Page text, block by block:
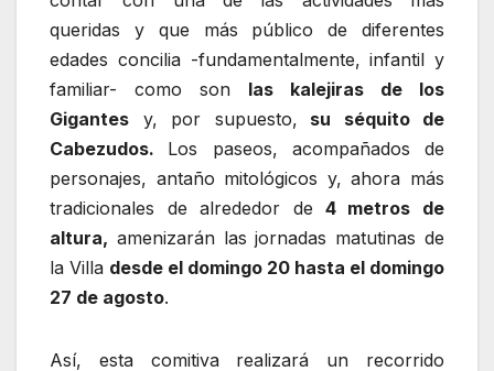
queridas y que más público de diferentes
edades concilia -fundamentalmente, infantil y
familiar- como son las kalejiras de los
Gigantes y, por supuesto, su séquito de
Cabezudos. Los paseos, acompañados de
personajes, antaño mitológicos y, ahora más
tradicionales de alrededor de 4 metros de
altura, amenizarán las jornadas matutinas de
la Villa desde el domingo 20 hasta el domingo
27 de agosto.
Así, esta comitiva realizará un recorrido